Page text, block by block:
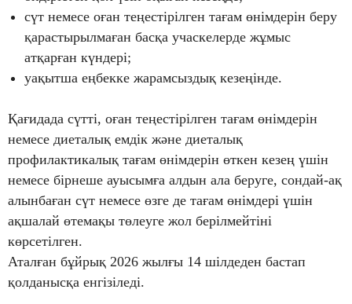
сүт немесе оған теңестірілген тағам өнімдерін беру
қарастырылмаған басқа учаскелерде жұмыс
атқарған күндері;
уақытша еңбекке жарамсыздық кезеңінде.
Қағидада сүтті, оған теңестірілген тағам өнімдерін
немесе диеталық емдік және диеталық
профилактикалық тағам өнімдерін өткен кезең үшін
немесе бірнеше ауысымға алдын ала беруге, сондай-ақ
алынбаған сүт немесе өзге де тағам өнімдері үшін
ақшалай өтемақы төлеуге жол берілмейтіні
көрсетілген.
Аталған бұйрық 2026 жылғы 14 шілдеден бастап
қолданысқа енгізіледі.